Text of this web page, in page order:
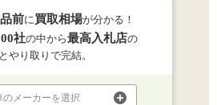
前に買取相場が分かる！
社の中から最高入札店の
やり取りで完結。
のメーカーを選択